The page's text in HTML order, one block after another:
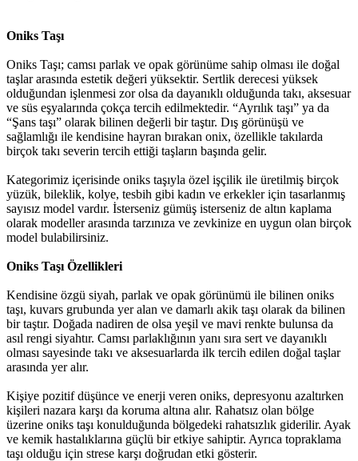
Oniks Taşı
Oniks Taşı; camsı parlak ve opak görünüme sahip olması ile doğal
taşlar arasında estetik değeri yüksektir. Sertlik derecesi yüksek
olduğundan işlenmesi zor olsa da dayanıklı olduğunda takı, aksesuar
ve süs eşyalarında çokça tercih edilmektedir. “Ayrılık taşı” ya da
“Şans taşı” olarak bilinen değerli bir taştır. Dış görünüşü ve
sağlamlığı ile kendisine hayran bırakan onix, özellikle takılarda
birçok takı severin tercih ettiği taşların başında gelir.
Kategorimiz içerisinde oniks taşıyla özel işçilik ile üretilmiş birçok
yüzük, bileklik, kolye, tesbih gibi kadın ve erkekler için tasarlanmış
sayısız model vardır. İsterseniz gümüş isterseniz de altın kaplama
olarak modeller arasında tarzınıza ve zevkinize en uygun olan birçok
model bulabilirsiniz.
Oniks Taşı Özellikleri
Kendisine özgü siyah, parlak ve opak görünümü ile bilinen oniks
taşı, kuvars grubunda yer alan ve damarlı akik taşı olarak da bilinen
bir taştır. Doğada nadiren de olsa yeşil ve mavi renkte bulunsa da
asıl rengi siyahtır. Camsı parlaklığının yanı sıra sert ve dayanıklı
olması sayesinde takı ve aksesuarlarda ilk tercih edilen doğal taşlar
arasında yer alır.
Kişiye pozitif düşünce ve enerji veren oniks, depresyonu azaltırken
kişileri nazara karşı da koruma altına alır. Rahatsız olan bölge
üzerine oniks taşı konulduğunda bölgedeki rahatsızlık giderilir. Ayak
ve kemik hastalıklarına güçlü bir etkiye sahiptir. Ayrıca topraklama
taşı olduğu için strese karşı doğrudan etki gösterir.